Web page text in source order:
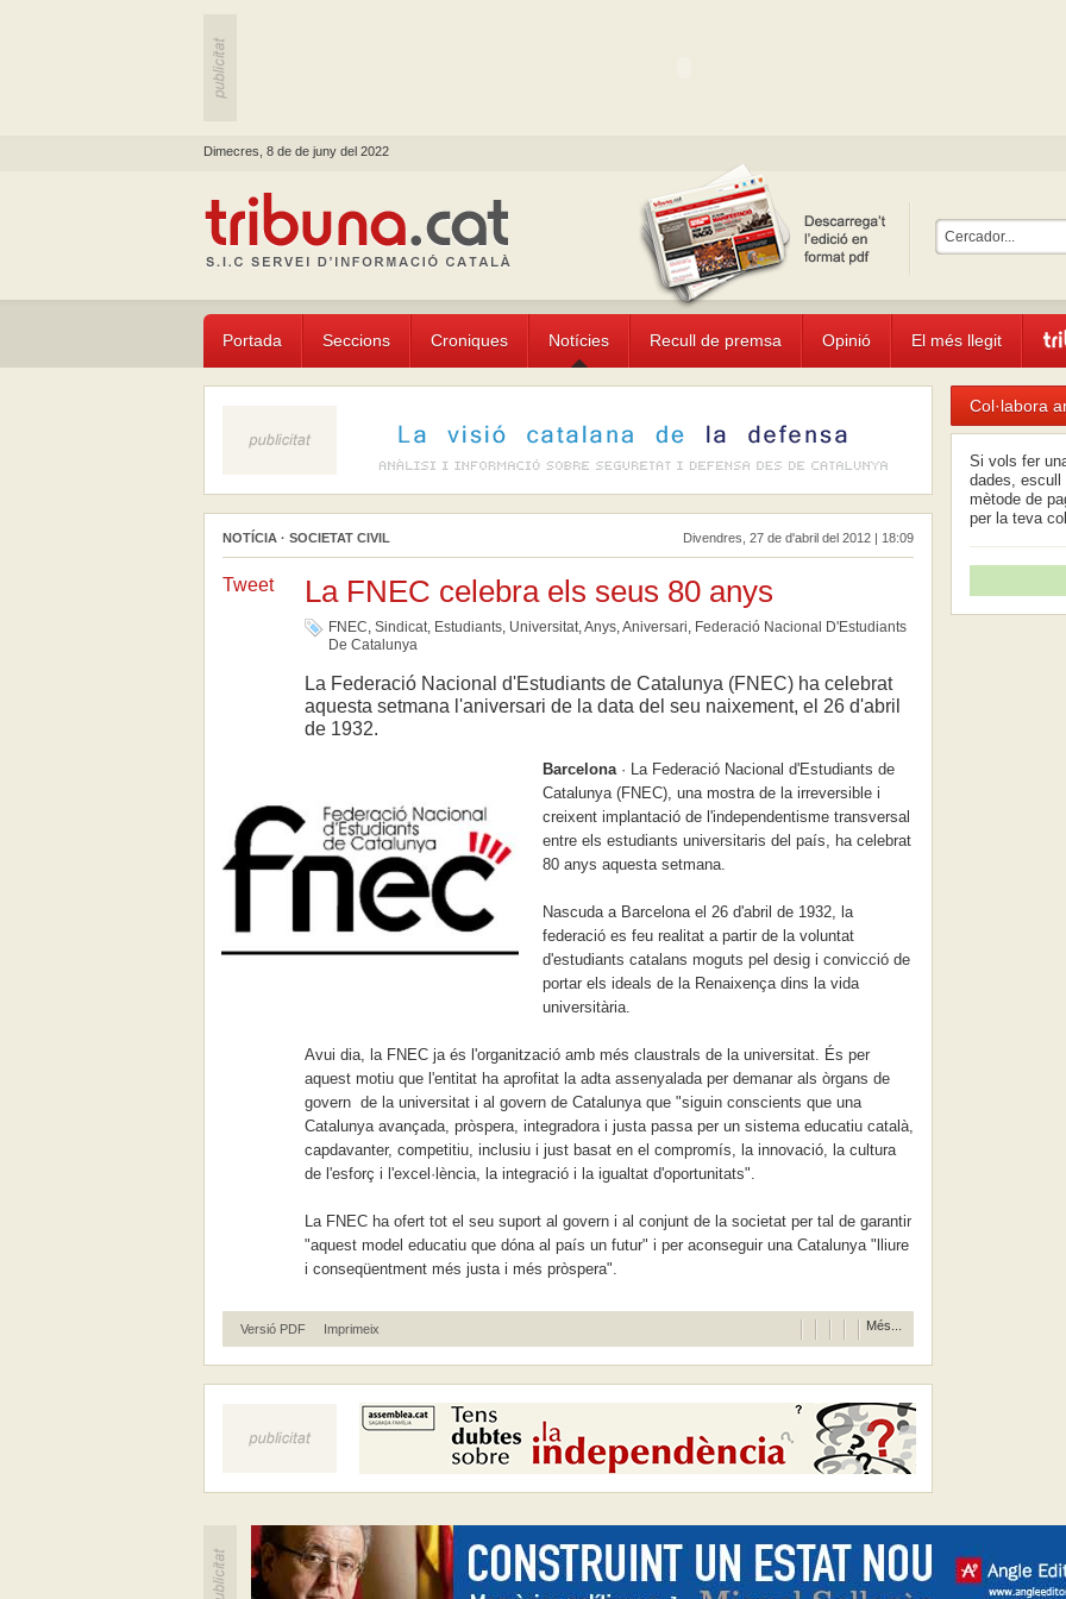
Dimecres, 8 de de juny del 2022
Portada Seccions Croniques Notícies Recull de premsa Opinió El més llegit
Divendres, 27 de d'abril del 2012 | 18:09
NOTÍCIA · SOCIETAT CIVIL
Tweet La FNEC celebra els seus 80 anys
FNEC, Sindicat, Estudiants, Universitat,Anys,Aniversari, Federació Nacional D'Estudiants
De Catalunya
La Federació Nacional d'Estudiants de Catalunya (FNEC) ha celebrat
aquesta setmana l'aniversari de la data del seu naixement, el 26 d'abril
de 1932.
Barcelona· La Federació Nacional d'Estudiants de
Catalunya (FNEC), una mostra de la irreversible i
creixent implantació de l'independentisme transversal
entre els estudiants universitaris del país, ha celebrat
80 anys aquesta setmana.
Nascuda a Barcelona el 26 d'abril de 1932, la
federació es feu realitat a partir de la voluntat
d'estudiants catalans moguts pel desig i convicció de
portar els ideals de la Renaixença dins la vida
universitària.
Avui dia, la FNEC ja és l'organització amb més claustrals de la universitat. És per
aquest motiu que l'entitat ha aprofitat la adta assenyalada per demanar als òrgans de
govern de la universitat i al govern de Catalunya que "siguin conscients que una
Catalunya avançada, pròspera, integradora i justa passa per un sistema educatiu català,
capdavanter, competitiu, inclusiu i just basat en el compromís, la innovació, la cultura
de l'esforç i l'excel·lència, la integració i la igualtat d'oportunitats".
La FNEC ha ofert tot el seu suport al govern i al conjunt de la societat per tal de garantir
"aquest model educatiu que dóna al país un futur" i per aconseguir una Catalunya "lliure
i conseqüentment més justa i més pròspera".
Versió PDF Imprimeix Més...
Col·labora
Si vols fer
dades, escull
mètode de
per la teva